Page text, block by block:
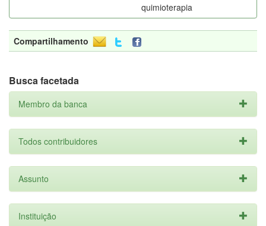
quimioterapia
Compartilhamento
Busca facetada
Membro da banca
Todos contribuidores
Assunto
Instituição